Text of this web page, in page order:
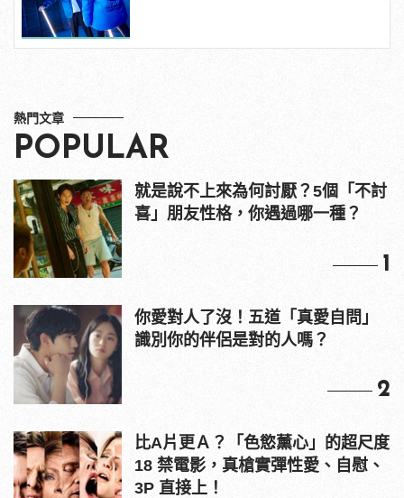
熱門文章
POPULAR
就是說不上來為何討厭？5個「不討
喜」朋友性格，你遇過哪一種？
1
你愛對人了沒！五道「真愛自問」
識別你的伴侶是對的人嗎？
2
比A片更Ａ？「色慾薰心」的超尺度
18 禁電影，真槍實彈性愛、自慰、
3P 直接上！